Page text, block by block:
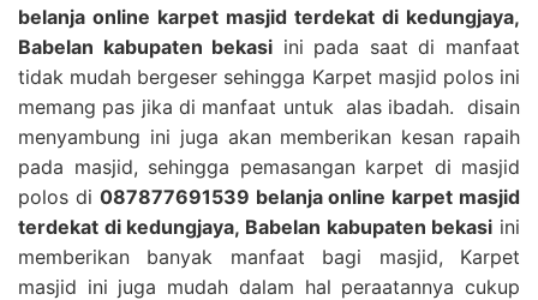
belanja online karpet masjid terdekat di kedungjaya,
Babelan kabupaten bekasi ini pada saat di manfaat
tidak mudah bergeser sehingga Karpet masjid polos ini
memang pas jika di manfaat untuk alas ibadah. disain
menyambung ini juga akan memberikan kesan rapaih
pada masjid, sehingga pemasangan karpet di masjid
polos di 087877691539 belanja online karpet masjid
terdekat di kedungjaya, Babelan kabupaten bekasi ini
memberikan banyak manfaat bagi masjid, Karpet
masjid ini juga mudah dalam hal peraatannya cukup